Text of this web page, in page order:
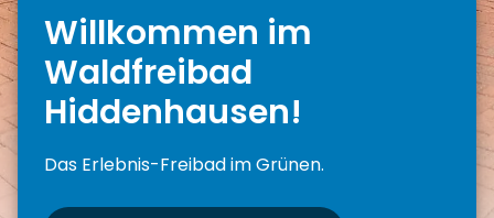
Willkommen im
Waldfreibad
Hiddenhausen!
Das Erlebnis-Freibad im Grünen.